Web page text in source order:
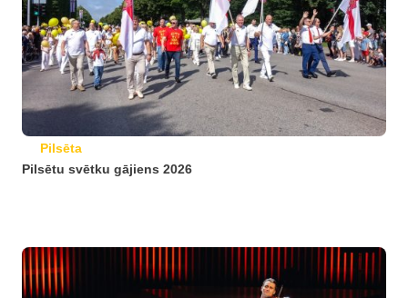
Pilsēta
Pilsētu svētku gājiens 2026